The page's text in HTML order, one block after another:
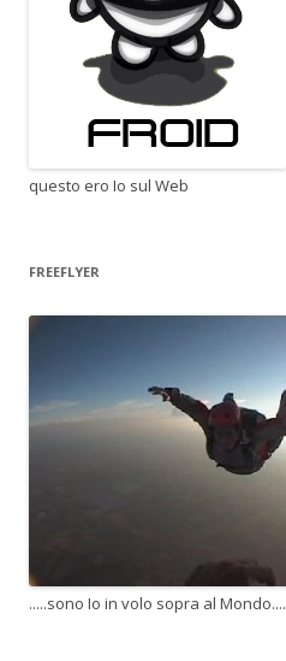
questo ero Io sul Web
FREEFLYER
.....sono Io in volo sopra al Mondo....